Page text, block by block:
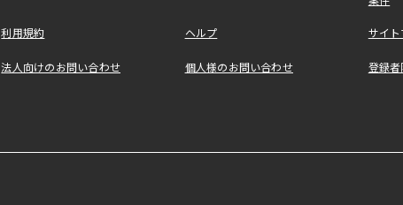
利用規約 ヘルプ サイ
法人向けのお問い合わせ 個人様のお問い合わせ 登録